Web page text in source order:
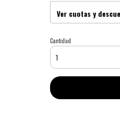
Ver cuotas y
Cantidad